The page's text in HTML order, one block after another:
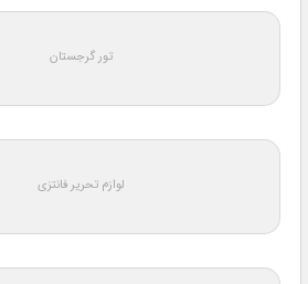
تور گرجستان
لوازم تحریر فانتزی